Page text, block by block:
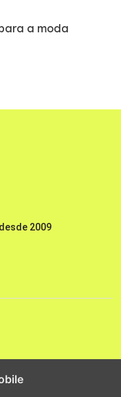
a moda
2009